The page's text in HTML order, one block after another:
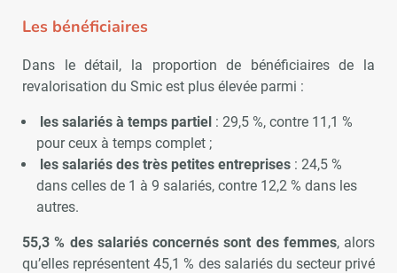
Les bénéficiaires
Dans le détail, la proportion de bénéficiaires de la
revalorisation du Smic est plus élevée parmi :
les salariés à temps partiel: 29,5 %, contre 11,1 %
pour ceux à temps complet ;
les salariés des très petites entreprises: 24,5 %
dans celles de 1 à 9 salariés, contre 12,2 % dans les
autres.
55,3 % des salariés concernés sont des femmes, alors
qu’elles représentent 45,1 % des salariés du secteur privé